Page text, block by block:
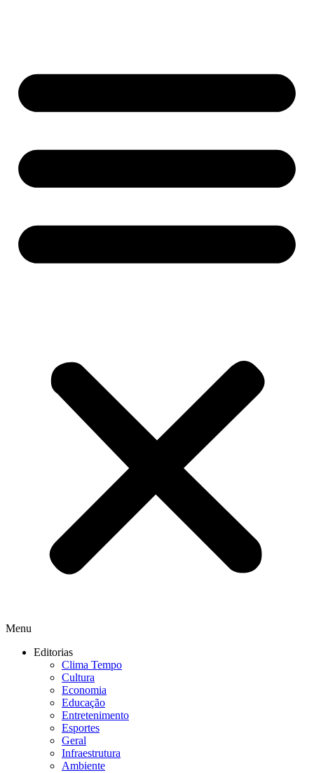
Menu
Editorias
Clima Tempo
Cultura
Economia
Educação
Entretenimento
Esportes
Geral
Infraestrutura
Ambiente